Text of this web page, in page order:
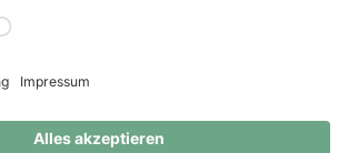
gratis testen bis
alle Premium-Vorteile komplett